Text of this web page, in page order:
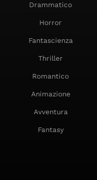
Drammatico
Horror
Fantascienza
Thriller
Romantico
Animazione
Avventura
Fantasy